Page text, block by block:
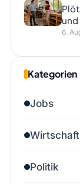
und
6.
Kategorien
Jobs
Wirtschaft
Politik